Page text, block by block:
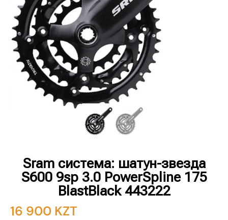
Sram система: шатун-звезда
S600 9sp 3.0 PowerSpline 175
BlastBlack 443222
16 900 KZT